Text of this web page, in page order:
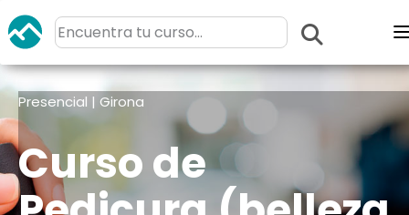
Presencial | Girona
Curso de